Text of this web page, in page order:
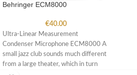
Behringer ECM8000
€40.00
Ultra-Linear Measurement
Condenser Microphone ECM8000 A
small jazz club sounds much different
from a large theater, which in turn